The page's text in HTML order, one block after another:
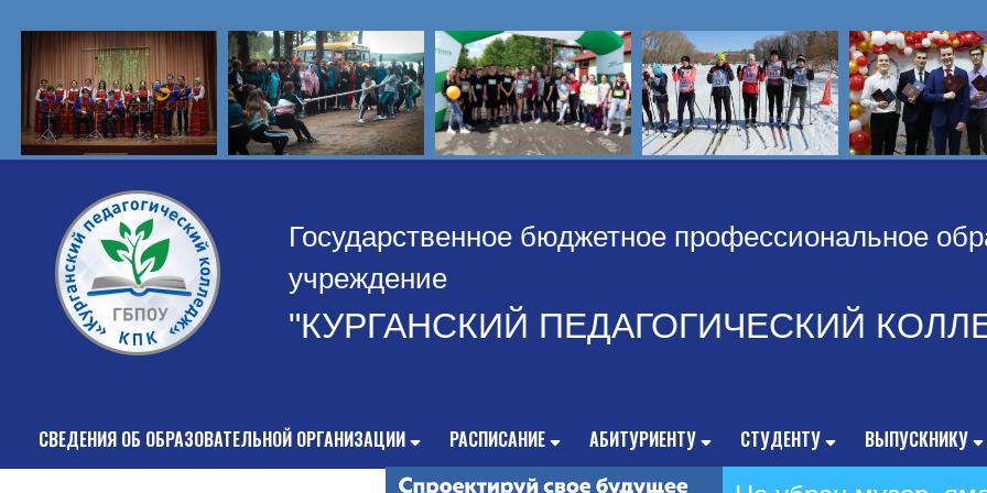
Государственное бюджетное профессиональное
учреждение
"КУРГАНСКИЙ ПЕДАГОГИЧЕСКИЙ
СВЕДЕНИЯ ОБ ОБРАЗОВАТЕЛЬНОЙ ОРГАНИЗАЦИИ РАСПИСАНИЕ АБИТУРИЕНТУ СТУДЕНТУ ВЫПУСКНИКУ